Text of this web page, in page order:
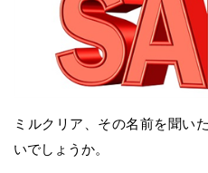
ミルクリア、その名前を聞い
いでしょうか。